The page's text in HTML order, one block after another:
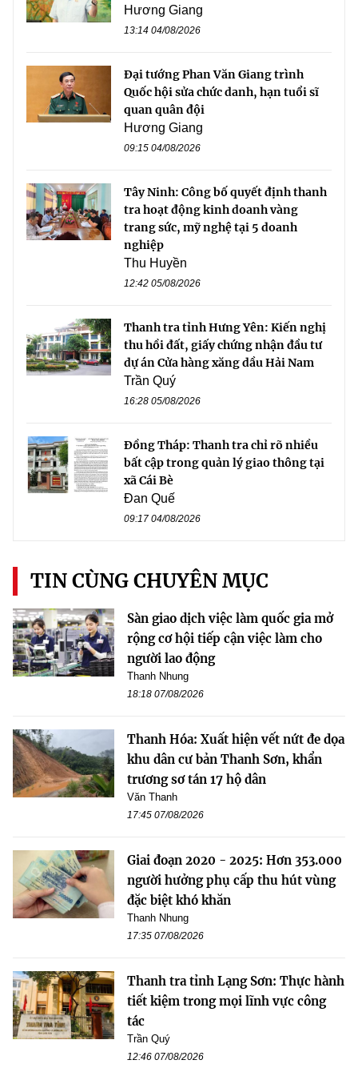
Hương Giang
13:14 04/08/2026
Đại tướng Phan Văn Giang trình
Quốc hội sửa chức danh, hạn tuổi sĩ
quan quân đội
Hương Giang
09:15 04/08/2026
Tây Ninh: Công bố quyết định thanh
tra hoạt động kinh doanh vàng
trang sức, mỹ nghệ tại 5 doanh
nghiệp
Thu Huyền
12:42 05/08/2026
Thanh tra tỉnh Hưng Yên: Kiến nghị
thu hồi đất, giấy chứng nhận đầu tư
dự án Cửa hàng xăng dầu Hải Nam
Trần Quý
16:28 05/08/2026
Đồng Tháp: Thanh tra chỉ rõ nhiều
bất cập trong quản lý giao thông tại
xã Cái Bè
Đan Quế
09:17 04/08/2026
TIN CÙNG CHUYÊN MỤC
Sàn giao dịch việc làm quốc gia mở
rộng cơ hội tiếp cận việc làm cho
người lao động
Thanh Nhung
18:18 07/08/2026
Thanh Hóa: Xuất hiện vết nứt đe dọa
khu dân cư bản Thanh Sơn, khẩn
trương sơ tán 17 hộ dân
Văn Thanh
17:45 07/08/2026
Giai đoạn 2020 - 2025: Hơn 353.000
người hưởng phụ cấp thu hút vùng
đặc biệt khó khăn
Thanh Nhung
17:35 07/08/2026
Thanh tra tỉnh Lạng Sơn: Thực hành
tiết kiệm trong mọi lĩnh vực công
tác
Trần Quý
12:46 07/08/2026